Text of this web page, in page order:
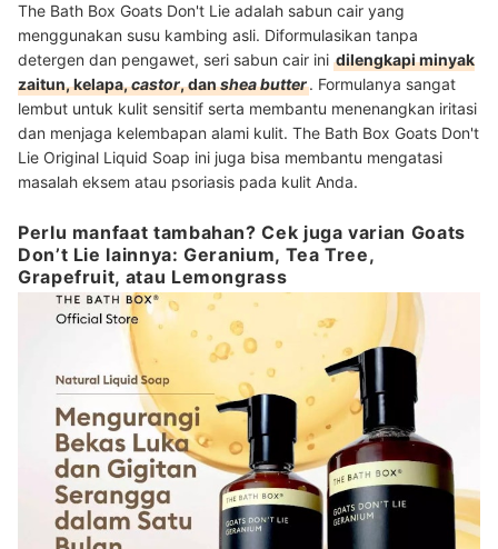
The Bath Box Goats Don't Lie adalah sabun cair yang
menggunakan susu kambing asli. Diformulasikan tanpa
detergen dan pengawet, seri sabun cair ini dilengkapi minyak
zaitun, kelapa,castor, danshea butter. Formulanya sangat
lembut untuk kulit sensitif serta membantu menenangkan iritasi
dan menjaga kelembapan alami kulit. The Bath Box Goats Don't
Lie Original Liquid Soap ini juga bisa membantu mengatasi
masalah eksem atau psoriasis pada kulit Anda.
Perlu manfaat tambahan? Cek juga varian Goats
Don’t Lie lainnya: Geranium, Tea Tree,
Grapefruit, atau Lemongrass